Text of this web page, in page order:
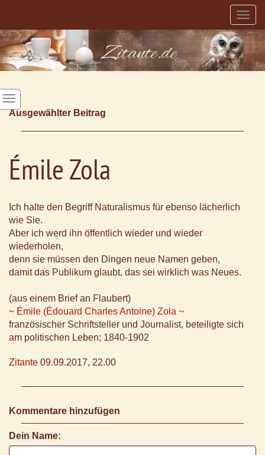
Ausgewählter Beitrag
Émile Zola
Ich halte den Begriff Naturalismus für ebenso lächerlich
wie Sie.
Aber ich werd ihn öffentlich wieder und wieder
wiederholen,
denn sie müssen den Dingen neue Namen geben,
damit das Publikum glaubt, das sei wirklich was Neues.
(aus einem Brief an Flaubert)
~ Émile (Édouard Charles Antoine) Zola ~
französischer Schriftsteller und Journalist, beteiligte sich
am politischen Leben; 1840-1902
Zitante 09.09.2017, 22.00
Kommentare hinzufügen
Dein Name: